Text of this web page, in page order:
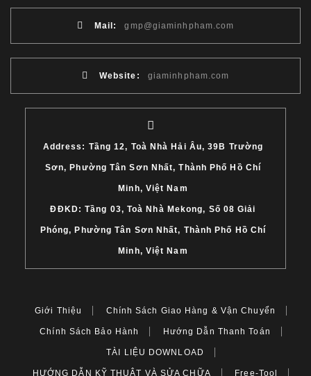
Mail: gmp@giaminhpham.com
Website: giaminhpham.com
Address: Tầng 12, Toà Nhà Hải Âu, 39B Trường
Sơn, Phường Tân Sơn Nhất, Thành Phố Hồ Chí
Minh, Việt Nam
ĐĐKD: Tầng 03, Toà Nhà Mekong, Số 08 Giải
Phóng, Phường Tân Sơn Nhất, Thành Phố Hồ Chí
Minh, Việt Nam
Giới Thiệu Chính Sách Giao Hàng & Vận Chuyển
Chính Sách Bảo Hành Hướng Dẫn Thanh Toán
TÀI LIỆU DOWNLOAD
HƯỚNG DẪN KỸ THUẬT VÀ SỬA CHỮA Free-Tool